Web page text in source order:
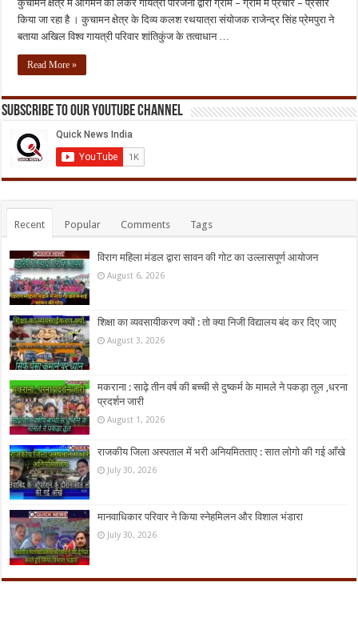
कुचामन क्षेत्र में आगमन को लेकर गायत्री परिजनों द्वारा ग्राम – ग्राम में प्रचार – प्रसार
किया जा रहा है । कुचामन क्षेत्र के दिव्य कलश रथयात्रा संयोजक राजेन्द्र सिंह प्रेमपुरा ने
बताया अखिल विश्व गायत्री परिवार शांतिकुंज के तत्वाधान …
Read More »
Subscribe to our Youtube Channel
Recent Popular Comments Tags
विराग महिला मंडल द्वारा सावन की गोट का उल्लासपूर्ण आयोजन
August 6, 2026
शिक्षा का व्यवसायीकरण क्यों : तो क्या निजी विद्यालय बंद कर दिए जाए
August 3, 2026
मकराना : साढ़े तीन वर्ष की बच्ची से दुष्कर्म के मामले ने पकड़ा तूल ,धरना
प्रदर्शन जारी
August 1, 2026
राजकीय जिला अस्पताल में भरी अनियमितताए : सात लोगो की गई आँखे
July 30, 2026
मानवाधिकार परिवार ने किया स्नेहमिलन और विशाल भंडारा
July 30, 2026